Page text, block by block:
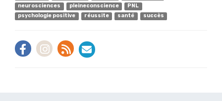
neurosciences
pleineconscience
PNL
psychologie positive
réussite santé succès